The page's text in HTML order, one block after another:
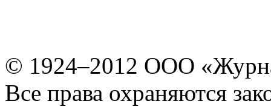
© 1924–2012 ООО
Все права охраняются